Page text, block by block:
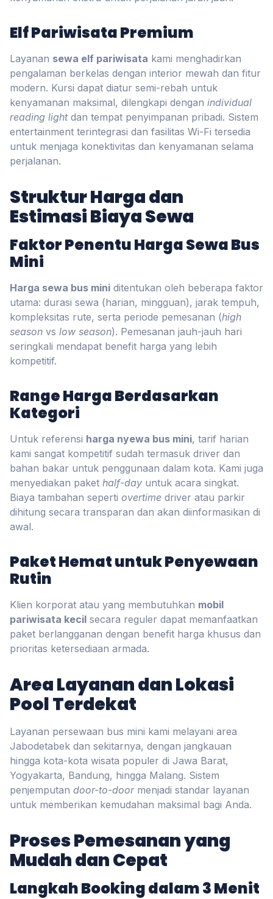
Elf Pariwisata Premium
Layanan sewa elf pariwisata kami menghadirkan
pengalaman berkelas dengan interior mewah dan fitur
modern. Kursi dapat diatur semi-rebah untuk
kenyamanan maksimal, dilengkapi dengan individual
reading lightdan tempat penyimpanan pribadi. Sistem
entertainment terintegrasi dan fasilitas Wi-Fi tersedia
untuk menjaga konektivitas dan kenyamanan selama
perjalanan.
Struktur Harga dan
Estimasi Biaya Sewa
Faktor Penentu Harga Sewa Bus
Mini
Harga sewa bus mini ditentukan oleh beberapa faktor
utama: durasi sewa (harian, mingguan), jarak tempuh,
kompleksitas rute, serta periode pemesanan (high
season vs low season). Pemesanan jauh-jauh hari
seringkali mendapat benefit harga yang lebih
kompetitif.
Range Harga Berdasarkan
Kategori
Untuk referensi harga nyewa bus mini, tarif harian
kami sangat kompetitif sudah termasuk driver dan
bahan bakar untuk penggunaan dalam kota. Kami juga
menyediakan paket half-day untuk acara singkat.
Biaya tambahan seperti overtime driver atau parkir
dihitung secara transparan dan akan diinformasikan di
awal.
Paket Hemat untuk Penyewaan
Rutin
Klien korporat atau yang membutuhkan mobil
pariwisata kecil secara reguler dapat memanfaatkan
paket berlangganan dengan benefit harga khusus dan
prioritas ketersediaan armada.
Area Layanan dan Lokasi
Pool Terdekat
Layanan persewaan bus mini kami melayani area
Jabodetabek dan sekitarnya, dengan jangkauan
hingga kota-kota wisata populer di Jawa Barat,
Yogyakarta, Bandung, hingga Malang. Sistem
penjemputan door-to-doormenjadi standar layanan
untuk memberikan kemudahan maksimal bagi Anda.
Proses Pemesanan yang
Mudah dan Cepat
Langkah Booking dalam 3 Menit